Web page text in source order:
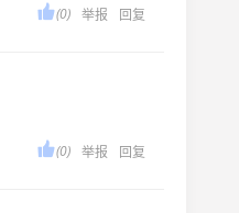
回复
举报
(0)
回复
举报
(0)